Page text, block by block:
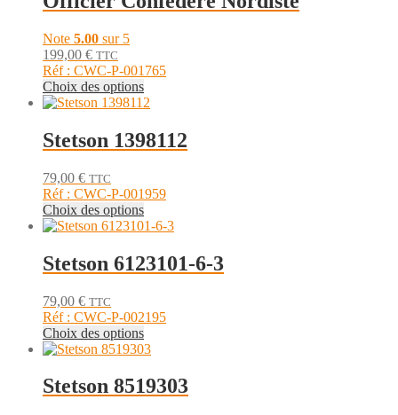
page
variations.
être
choisies
sur
page
du
Note 5.00 sur 5
199,00 € TTC
Réf : CWC-P-001765
Choix des optionsCe
produit
plusieurs
variations.
peuvent
être
choisies
la
page
produit
Stetson 1398112
79,00 € TTC
Réf : CWC-P-001959
Choix des optionsCe
produit
plusieurs
variations.
peuvent
être
choisies
la
page
Stetson 6123101-6-3
79,00 € TTC
Réf : CWC-P-002195
Choix des optionsCe
produit
plusieurs
variations.
Stetson 8519303